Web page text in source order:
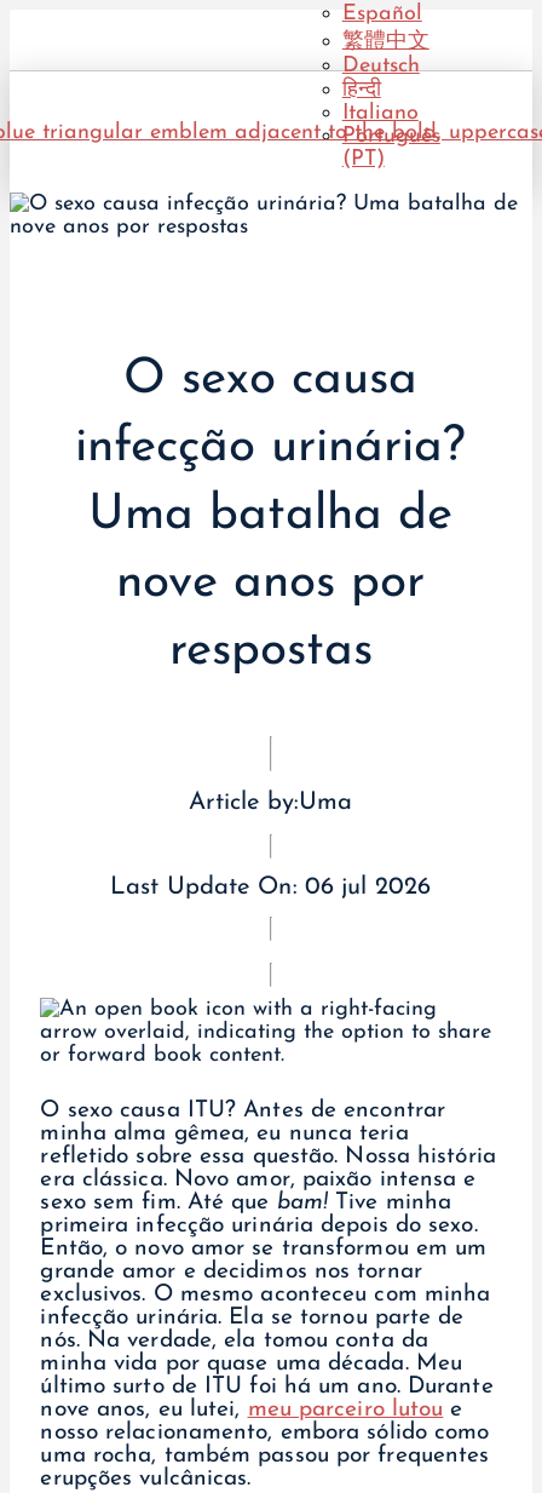
Español
繁體中文
Deutsch
हिन्दी
Italiano
Português
(PT)
O sexo causa
infecção urinária?
Uma batalha de
nove anos por
respostas
Article by:Uma
Last Update On: 06 jul 2026
O sexo causa ITU? Antes de encontrar
minha alma gêmea, eu nunca teria
refletido sobre essa questão. Nossa história
era clássica. Novo amor, paixão intensa e
sexo sem fim. Até que bam! Tive minha
primeira infecção urinária depois do sexo.
Então, o novo amor se transformou em um
grande amor e decidimos nos tornar
exclusivos. O mesmo aconteceu com minha
infecção urinária. Ela se tornou parte de
nós. Na verdade, ela tomou conta da
minha vida por quase uma década. Meu
último surto de ITU foi há um ano. Durante
nove anos, eu lutei, meu parceiro lutou e
nosso relacionamento, embora sólido como
uma rocha, também passou por frequentes
erupções vulcânicas.